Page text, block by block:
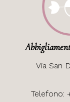
Via San
Telefono: